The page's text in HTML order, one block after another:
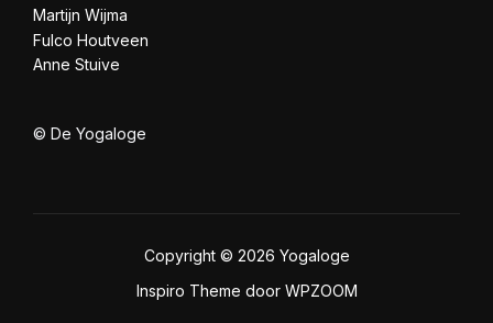
Martijn Wijma
Fulco Houtveen
Anne Stuive
© De Yogaloge
Copyright © 2026 Yogaloge
Inspiro Theme door WPZOOM